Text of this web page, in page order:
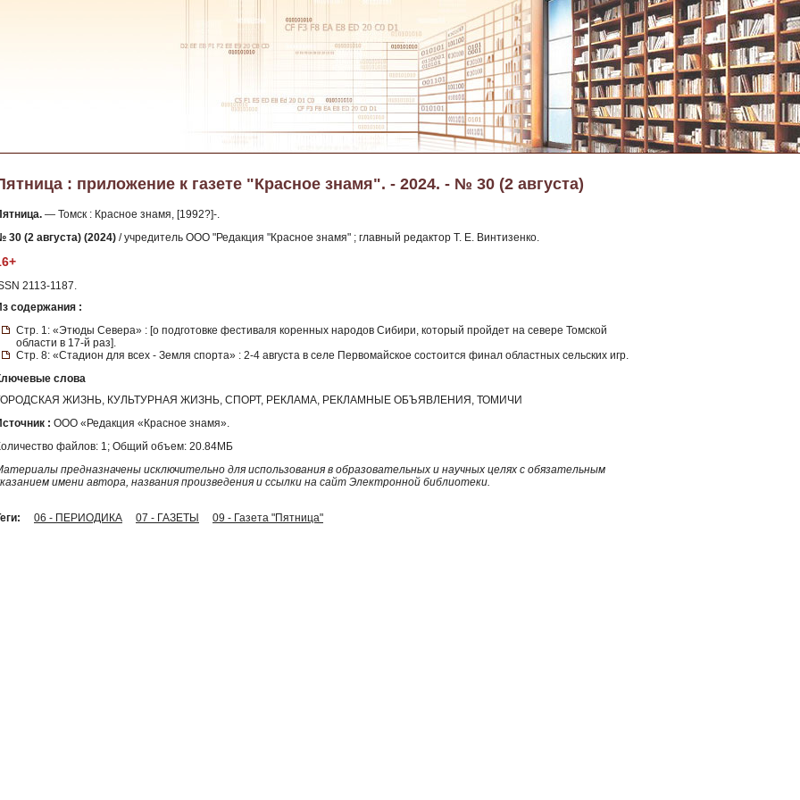
: приложение к газете "Красное знамя". - 2024. - № 30 (2 августа)
— Томск : Красное знамя, [1992?]-.
30 (2 августа) (2024) / учредитель ООО "Редакция "Красное знамя" ; главный редактор Т. Е. Винтизенко.
2113-1187.
содержания :
Стр. 1: «Этюды Севера» : [о подготовке фестиваля коренных народов Сибири, который пройдет на севере Томской
области в 17-й раз].
Стр. 8: «Стадион для всех - Земля спорта» : 2-4 августа в селе Первомайское состоится финал областных сельских игр.
слова
ЖИЗНЬ, КУЛЬТУРНАЯ ЖИЗНЬ, СПОРТ, РЕКЛАМА, РЕКЛАМНЫЕ ОБЪЯВЛЕНИЯ, ТОМИЧИ
: ООО «Редакция «Красное знамя».
файлов: 1; Общий объем: 20.84МБ
предназначены исключительно для использования в образовательных и научных целях с обязательным
имени автора, названия произведения и ссылки на сайт Электронной библиотеки.
06 - ПЕРИОДИКА 07 - ГАЗЕТЫ 09 - Газета "Пятница"